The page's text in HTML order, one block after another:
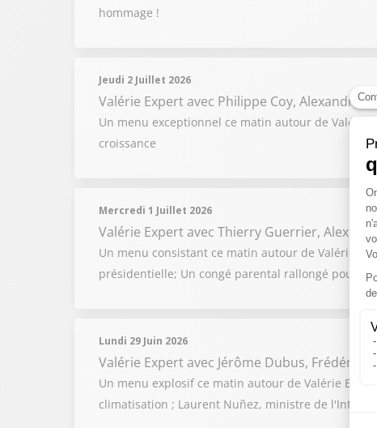
hommage !
Jeudi 2 Juillet 2026
Valérie Expertavec Philippe Coy, Alexandre
Un menu exceptionnel ce matin autour de Valérie
croissance
Mercredi 1 Juillet 2026
Valérie Expertavec Thierry Guerrier, Alex
Un menu consistant ce matin autour de Valérie
présidentielle; Un congé parental rallongé pour
Lundi 29 Juin 2026
Valérie Expertavec Jérôme Dubus, Frédéric
Un menu explosif ce matin autour de Valérie
climatisation ; Laurent Nuñez, ministre de